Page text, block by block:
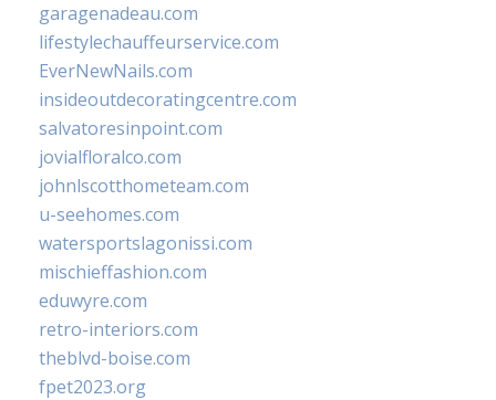
garagenadeau.com
lifestylechauffeurservice.com
EverNewNails.com
insideoutdecoratingcentre.com
salvatoresinpoint.com
jovialfloralco.com
johnlscotthometeam.com
u-seehomes.com
watersportslagonissi.com
mischieffashion.com
eduwyre.com
retro-interiors.com
theblvd-boise.com
fpet2023.org